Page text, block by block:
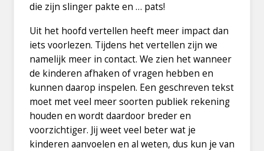
die zijn slinger pakte en … pats!
Uit het hoofd vertellen heeft meer impact dan
iets voorlezen. Tijdens het vertellen zijn we
namelijk meer in contact. We zien het wanneer
de kinderen afhaken of vragen hebben en
kunnen daarop inspelen. Een geschreven tekst
moet met veel meer soorten publiek rekening
houden en wordt daardoor breder en
voorzichtiger. Jij weet veel beter wat je
kinderen aanvoelen en al weten, dus kun je van